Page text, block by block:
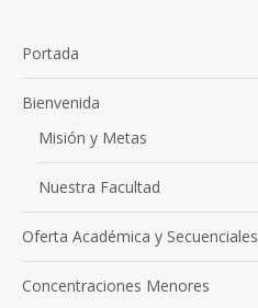
Portada
Bienvenida
Misión y Metas
Nuestra Facultad
Oferta Académica y Secuenciales
Concentraciones Menores